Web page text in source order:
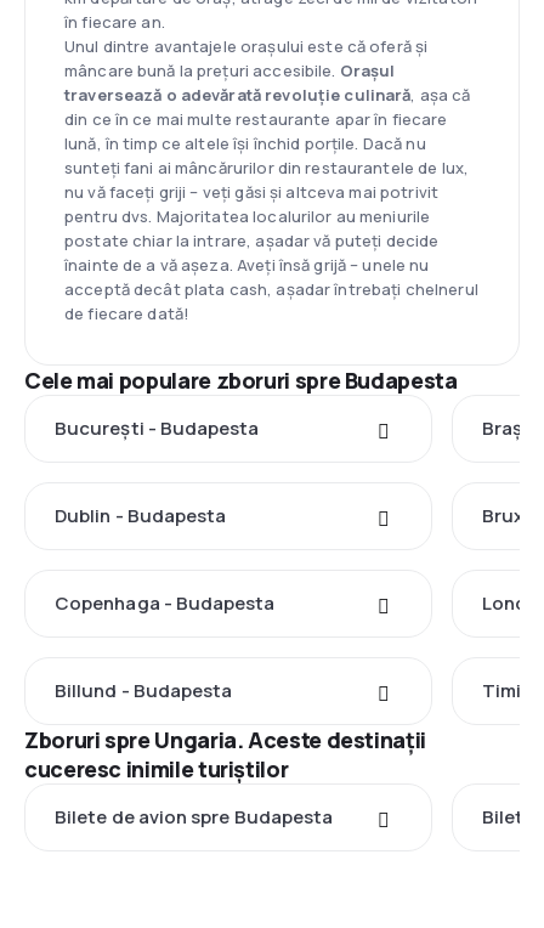
în fiecare an.
Unul dintre avantajele orașului este că oferă și
mâncare bună la prețuri accesibile. Orașul
traversează o adevărată revoluție culinară, așa că
din ce în ce mai multe restaurante apar în fiecare
lună, în timp ce altele își închid porțile. Dacă nu
sunteți fani ai mâncărurilor din restaurantele de lux,
nu vă faceți griji – veți găsi și altceva mai potrivit
pentru dvs. Majoritatea localurilor au meniurile
postate chiar la intrare, așadar vă puteți decide
înainte de a vă așeza. Aveți însă grijă – unele nu
acceptă decât plata cash, așadar întrebați chelnerul
de fiecare dată!
Cele mai populare zboruri spre Budapesta
București - Budapesta
Dublin - Budapesta
Copenhaga - Budapesta
Billund - Budapesta
Zboruri spre Ungaria. Aceste destinații
cuceresc inimile turiștilor
Bilete de avion spre Budapesta Bilete